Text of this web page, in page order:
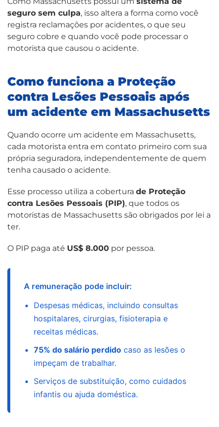
seguro sem culpa, isso altera a forma como você
registra reclamações por acidentes, o que seu
seguro cobre e quando você pode processar o
motorista que causou o acidente.
Como funciona a Proteção
contra Lesões Pessoais após
um acidente em Massachusetts
Quando ocorre um acidente em Massachusetts,
cada motorista entra em contato primeiro com sua
própria seguradora, independentemente de quem
tenha causado o acidente.
Esse processo utiliza a cobertura de Proteção
contra Lesões Pessoais (PIP), que todos os
motoristas de Massachusetts são obrigados por lei a
ter.
O PIP paga até US$ 8.000 por pessoa.
A remuneração pode incluir:
Despesas médicas, incluindo consultas
hospitalares, cirurgias, fisioterapia e
receitas médicas.
75% do salário perdido caso as lesões o
impeçam de trabalhar.
Serviços de substituição, como cuidados
infantis ou ajuda doméstica.